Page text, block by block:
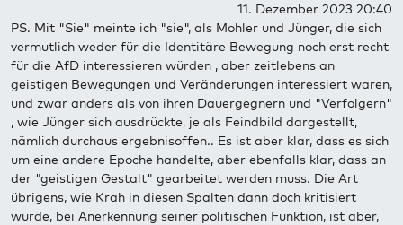
11. Dezember 2023 20:40
PS. Mit "Sie" meinte ich "sie", als Mohler und Jünger, die sich
vermutlich weder für die Identitäre Bewegung noch erst recht
für die AfD interessieren würden , aber zeitlebens an
geistigen Bewegungen und Veränderungen interessiert waren,
und zwar anders als von ihren Dauergegnern und "Verfolgern"
, wie Jünger sich ausdrückte, je als Feindbild dargestellt,
nämlich durchaus ergebnisoffen.. Es ist aber klar, dass es sich
um eine andere Epoche handelte, aber ebenfalls klar, dass an
der "geistigen Gestalt" gearbeitet werden muss. Die Art
übrigens, wie Krah in diesen Spalten dann doch kritisiert
wurde, bei Anerkennung seiner politischen Funktion, ist aber,